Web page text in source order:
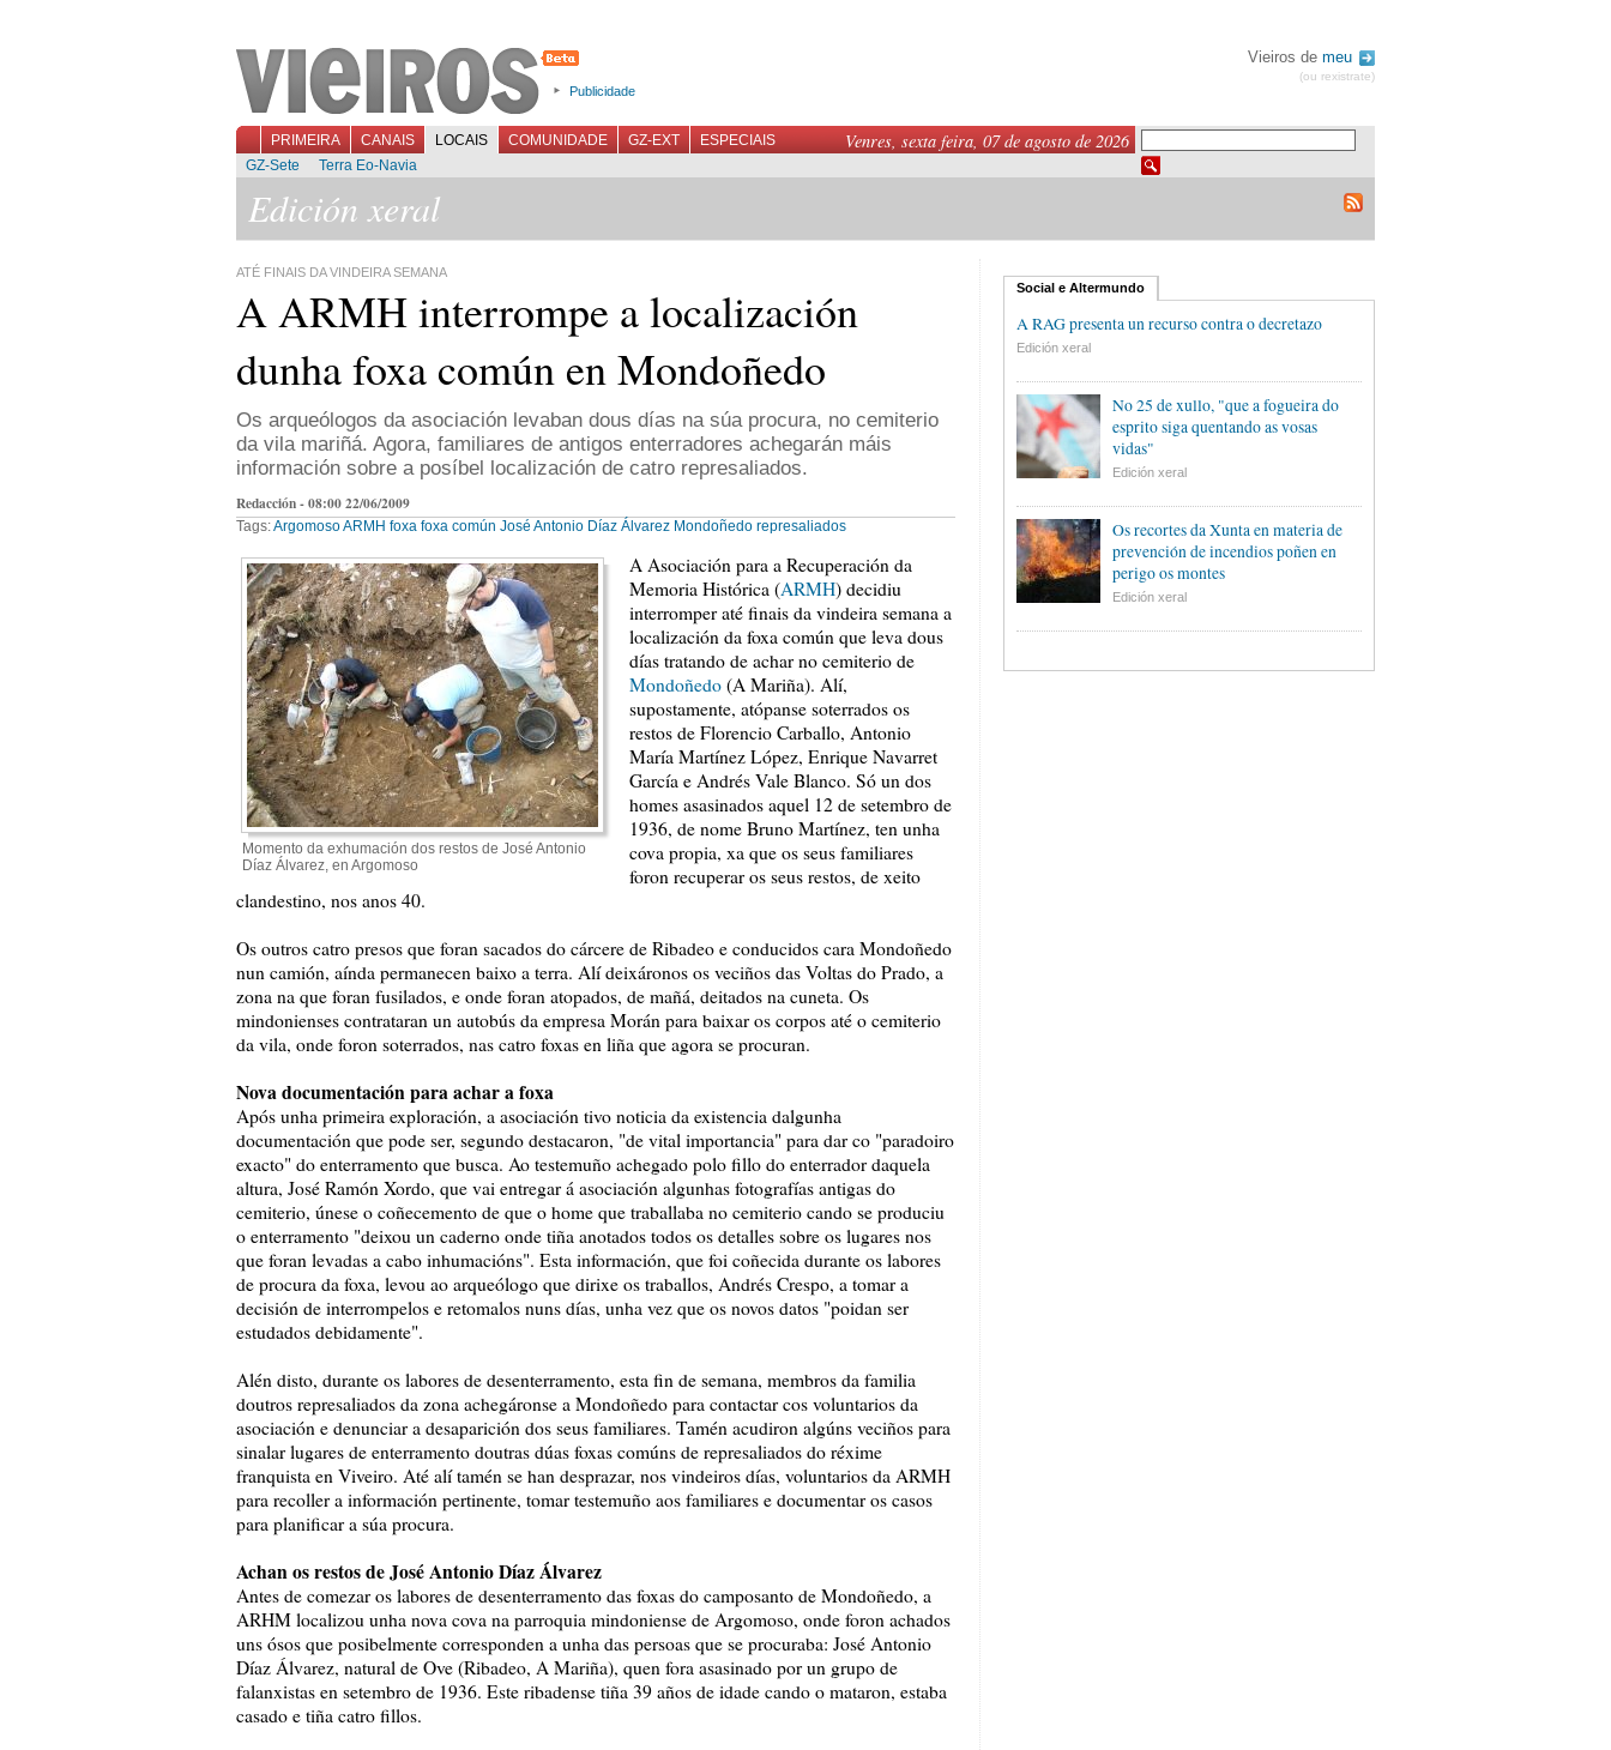
Publicidade
Vieiros de meu
(ou rexistrate)
Venres, sexta feira, 07 de agosto de 2026
PRIMEIRA CANAIS LOCAIS COMUNIDADE GZ-EXT
ESPECIAIS
GZ-Sete
Terra Eo-Navia
Edición xeral
ATÉ FINAIS DA VINDEIRA SEMANA
A ARMH interrompe a localización
dunha foxa común en Mondoñedo
Os arqueólogos da asociación levaban dous días na súa procura, no cemiterio
da vila mariñá. Agora, familiares de antigos enterradores achegarán máis
información sobre a posíbel localización de catro represaliados.
Redacción - 08:00 22/06/2009
Tags:ArgomosoARMH foxa foxa común José Antonio Díaz Álvarez Mondoñedo represaliados
Momento da exhumación dos restos de José Antonio
Díaz Álvarez, en Argomoso
A Asociación para a Recuperación da
Memoria Histórica (ARMH) decidiu
interromper até finais da vindeira semana a
localización da foxa común que leva dous
días tratando de achar no cemiterio de
Mondoñedo (A Mariña). Alí,
supostamente, atópanse soterrados os
restos de Florencio Carballo, Antonio
María Martínez López, Enrique Navarret
García e Andrés Vale Blanco. Só un dos
homes asasinados aquel 12 de setembro de
1936, de nome Bruno Martínez, ten unha
cova propia, xa que os seus familiares
foron recuperar os seus restos, de xeito
clandestino, nos anos 40.
Os outros catro presos que foran sacados do cárcere de Ribadeo e conducidos cara Mondoñedo
nun camión, aínda permanecen baixo a terra. Alí deixáronos os veciños das Voltas do Prado, a
zona na que foran fusilados, e onde foran atopados, de mañá, deitados na cuneta. Os
mindonienses contrataran un autobús da empresa Morán para baixar os corpos até o cemiterio
da vila, onde foron soterrados, nas catro foxas en liña que agora se procuran.
Nova documentación para achar a foxa
Após unha primeira exploración, a asociación tivo noticia da existencia dalgunha
documentación que pode ser, segundo destacaron, "de vital importancia" para dar co "paradoiro
exacto" do enterramento que busca. Ao testemuño achegado polo fillo do enterrador daquela
altura, José Ramón Xordo, que vai entregar á asociación algunhas fotografías antigas do
cemiterio, únese o coñecemento de que o home que traballaba no cemiterio cando se produciu
o enterramento "deixou un caderno onde tiña anotados todos os detalles sobre os lugares nos
que foran levadas a cabo inhumacións". Esta información, que foi coñecida durante os labores
de procura da foxa, levou ao arqueólogo que dirixe os traballos, Andrés Crespo, a tomar a
decisión de interrompelos e retomalos nuns días, unha vez que os novos datos "poidan ser
estudados debidamente".
Alén disto, durante os labores de desenterramento, esta fin de semana, membros da familia
doutros represaliados da zona achegáronse a Mondoñedo para contactar cos voluntarios da
asociación e denunciar a desaparición dos seus familiares. Tamén acudiron algúns veciños para
sinalar lugares de enterramento doutras dúas foxas comúns de represaliados do réxime
franquista en Viveiro. Até alí tamén se han desprazar, nos vindeiros días, voluntarios da ARMH
para recoller a información pertinente, tomar testemuño aos familiares e documentar os casos
para planificar a súa procura.
Achan os restos de José Antonio Díaz Álvarez
Antes de comezar os labores de desenterramento das foxas do camposanto de Mondoñedo, a
ARHM localizou unha nova cova na parroquia mindoniense de Argomoso, onde foron achados
uns ósos que posibelmente corresponden a unha das persoas que se procuraba: José Antonio
Díaz Álvarez, natural de Ove (Ribadeo, A Mariña), quen fora asasinado por un grupo de
falanxistas en setembro de 1936. Este ribadense tiña 39 años de idade cando o mataron, estaba
casado e tiña catro fillos.
Social e Altermundo
A RAG presenta un recurso contra o decretazo
Edición xeral
No 25 de xullo, "que a fogueira do
esprito siga quentando as vosas
vidas"
Edición xeral
Os recortes da Xunta en materia de
prevención de incendios poñen en
perigo os montes
Edición xeral